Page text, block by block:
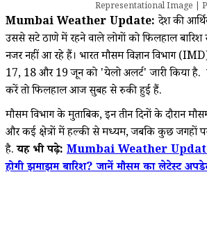
Representational Image |
Mumbai Weather Update:देश की
उससे सटे ठाणे में रहने वाले लोगों को फिलहाल
नजर नहीं आ रहे हैं। भारत मौसम विज्ञान विभाग
17, 18 और 19 जून को 'येलो अलर्ट' जारी किया है.
करें तो फिलहाल आज सुबह से रुकी हुई हैं.
मौसम विभाग के मुताबिक, इन तीन दिनों के दौरान
और कई क्षेत्रों में हल्की से मध्यम, जबकि कुछ जगहों
है.यह भी पढ़े: Mumbai Weather
होगी झमाझम बारिश? जानें मौसम का लेटेस्ट